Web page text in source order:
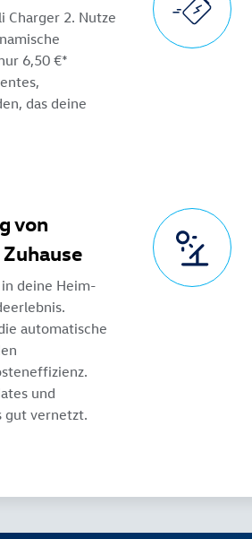
Charger 2. Nutze
6,50 €*
das deine
von
deine Heim-
automatische
und
gut vernetzt.